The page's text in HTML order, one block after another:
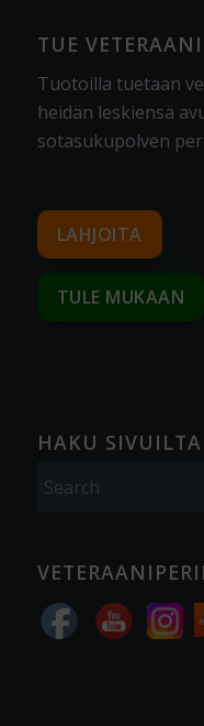
TUE
Tuotoilla tuetaan
heidän leskiensä
sotasukupolven
LAHJOITA
TULE MUKAAN
HAKU SIVUILTA